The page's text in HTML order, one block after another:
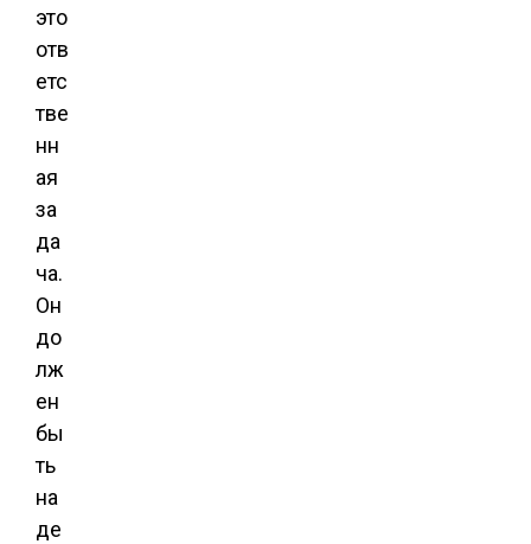
это
отв
етс
тве
нн
ая
за
да
ча.
Он
до
лж
ен
бы
ть
на
де